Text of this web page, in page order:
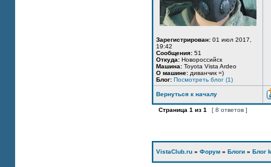
Зарегистрирован: 01 июл 2017,
19:42
Сообщения: 51
Откуда: Новороссийск
Машина: Toyota Vista Ardeo
О машине: диванчик =)
Блог: Посмотреть блог (1)
Вернуться к началу
Страница 1 из 1 [ 8 ответов ]
VistaClub.ru » Форум » Блоги » Блог